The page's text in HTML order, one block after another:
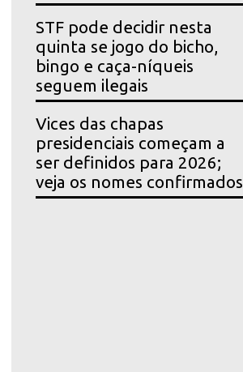
STF pode decidir nesta
quinta se jogo do bicho,
bingo e caça-níqueis
seguem ilegais
Vices das chapas
presidenciais começam a
ser definidos para 2026;
veja os nomes confirmados